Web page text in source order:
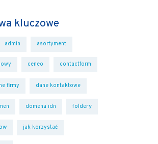
kluczowe
admin asortyment
ceneo contactform
firmy dane kontaktowe
domena idn foldery
jak korzystać